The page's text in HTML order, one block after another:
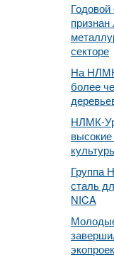
секторе
На
более
НЛМК-
Группа
сталь
NICA